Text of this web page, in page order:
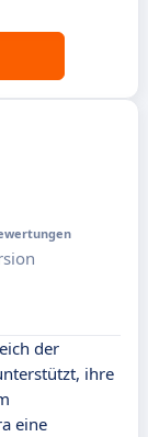
der
ihre
eine